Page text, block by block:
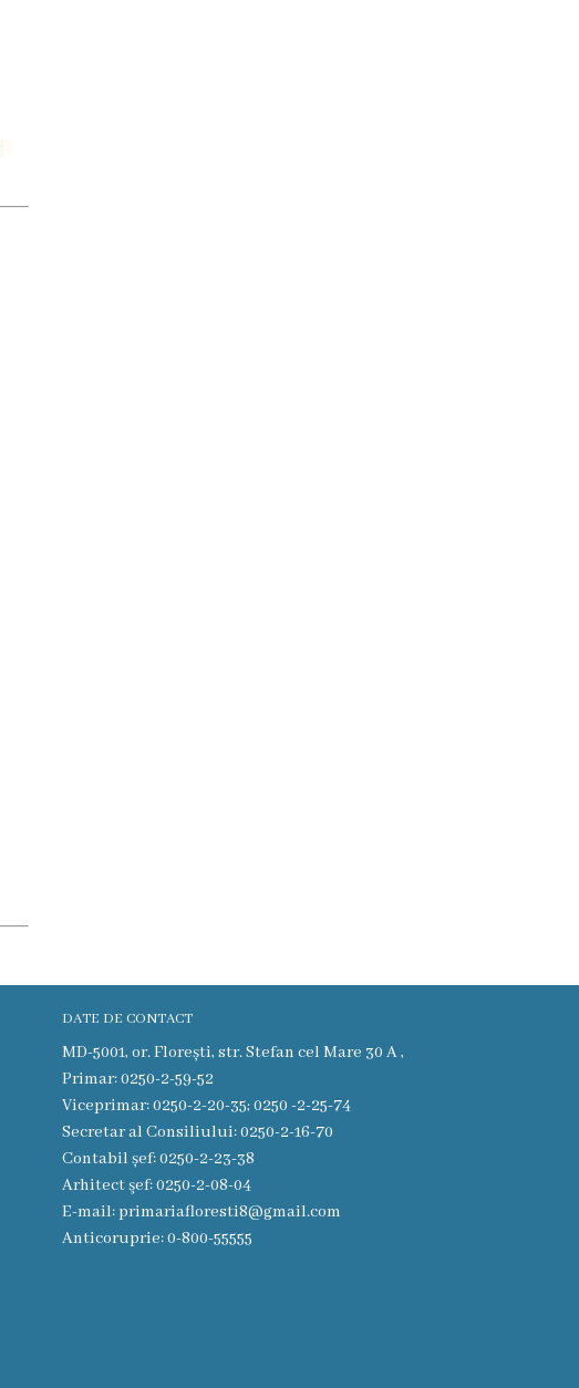
DATE DE CONTACT
MD-5001, or. Florești, str. Stefan cel Mare 30 A ,
Primar: 0250-2-59-52
Viceprimar: 0250-2-20-35; 0250 -2-25-74
Secretar al Consiliului: 0250-2-16-70
Contabil șef: 0250-2-23-38
Arhitect şef: 0250-2-08-04
E-mail: primariafloresti8@gmail.com
Anticoruprie: 0-800-55555